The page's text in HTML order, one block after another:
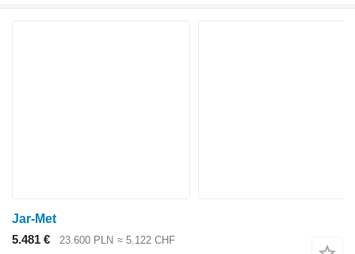
Jar-Met
5.481 €
23.600 PLN ≈ 5.122 CHF